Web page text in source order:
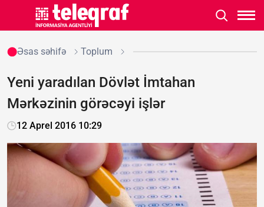
Əsas səhifə Toplum
Yeni yaradılan Dövlət İmtahan
Mərkəzinin görəcəyi işlər
12 Aprel 2016 10:29